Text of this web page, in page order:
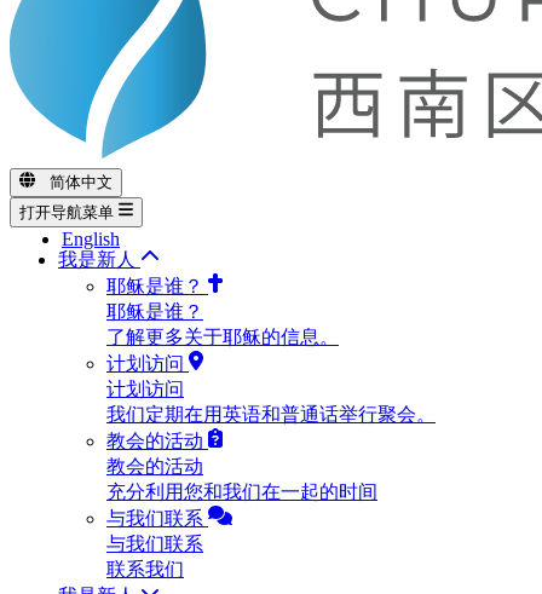
简体中文
English
打开导航菜单
我是新人
耶稣是谁？
耶稣是谁？
了解更多关于耶稣的信息。
计划访问
计划访问
我们定期在用英语和普通话举行聚会。
教会的活动
教会的活动
充分利用您和我们在一起的时间
与我们联系
与我们联系
联系我们